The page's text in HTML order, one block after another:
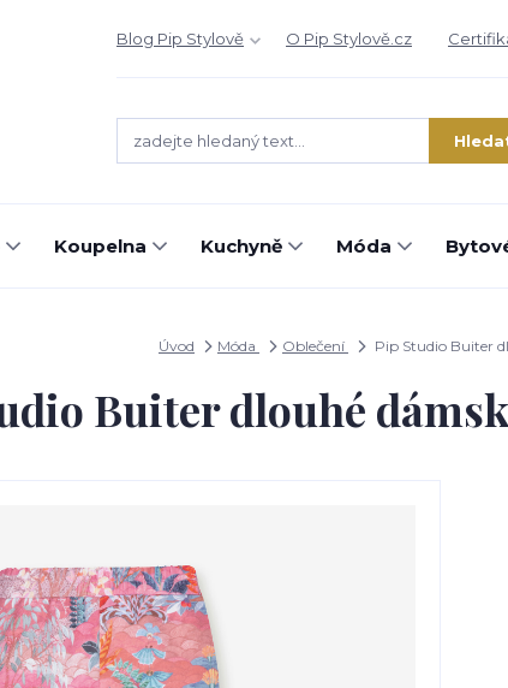
Blog Pip Stylově O Pip Stylově.cz
Koupelna Kuchyně Móda
Úvod Móda Oblečení Pip Studio Buiter
Buiter dlouhé